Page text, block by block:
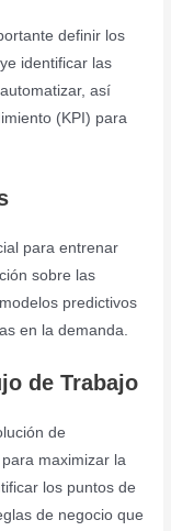
definir los
identificar las
así
(KPI) para
para entrenar
sobre las
predictivos
en la demanda.
de Trabajo
de
maximizar la
los puntos de
de negocio que